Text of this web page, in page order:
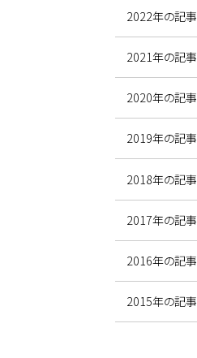
2022年の記事
2021年の記事
2020年の記事
2019年の記事
2018年の記事
2017年の記事
2016年の記事
2015年の記事